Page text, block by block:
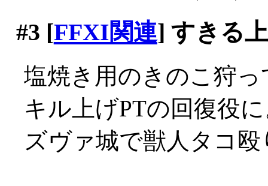
#3 [FFXI関連] すきる
塩焼き用のきのこ狩
キル上げPTの回復役
ズヴァ城で獣人タコ